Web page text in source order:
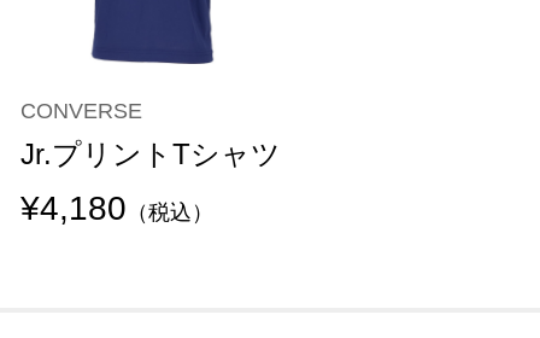
CONVERSE
Jr.プリントTシャツ
¥4,180 （税込）